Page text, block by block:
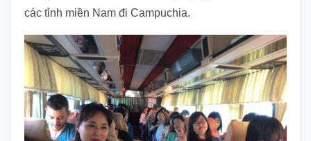
các tỉnh miền Nam đi Campuchia.